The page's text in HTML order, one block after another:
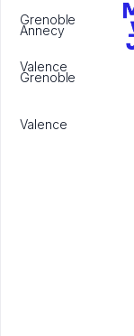
Grenoble
Valence
Annecy
Grenoble
Valence